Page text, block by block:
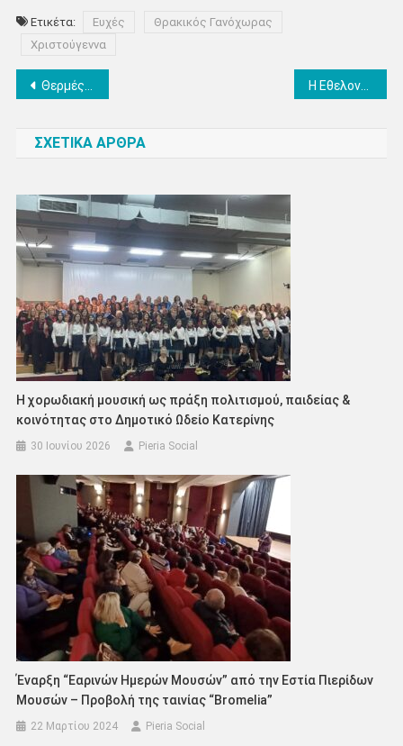
Ετικέτα: Ευχές
Θρακικός Γανόχωρας
Χριστούγεννα
Πλοήγηση
Θερμές ευχές από τη ΔΕΔΑ
ΣΧΕΤΙΚΑ ΑΡΘΡΑ
Η χορωδιακή μουσική ως πράξη πολιτισμού, παιδείας &
κοινότητας στο Δημοτικό Ωδείο Κατερίνης
30 Ιουνίου 2026 Pieria Social
Έναρξη “Εαρινών Ημερών Μουσών” από την Εστία Πιερίδων
Μουσών – Προβολή της ταινίας “Bromelia”
22 Μαρτίου 2024 Pieria Social